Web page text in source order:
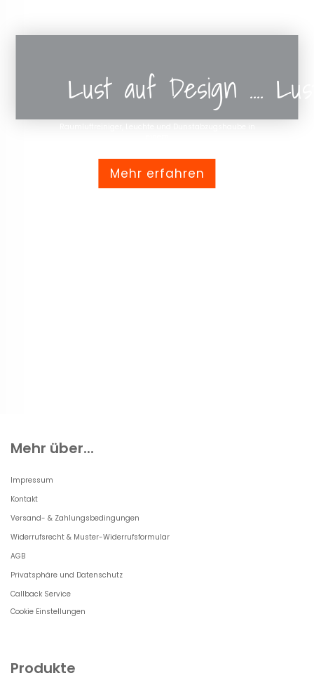
Lust auf Design ....
Mehr erfahren
Mehr über...
Impressum
Kontakt
Versand- & Zahlungsbedingungen
Widerrufsrecht & Muster-Widerrufsformular
AGB
Privatsphäre und Datenschutz
Callback Service
Cookie Einstellungen
Produkte